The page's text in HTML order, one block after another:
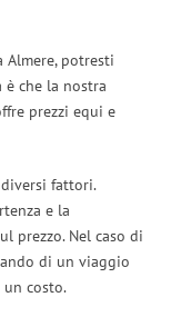
Almere, potresti
che la nostra
prezzi equi e
fattori.
e la
prezzo. Nel caso di
di un viaggio
costo.